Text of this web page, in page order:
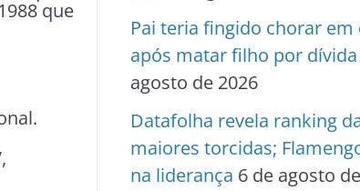
que
Pai teria fingido chorar
após matar filho por dívida
agosto de 2026
Datafolha revela ranking
maiores torcidas;
na liderança 6 de agosto